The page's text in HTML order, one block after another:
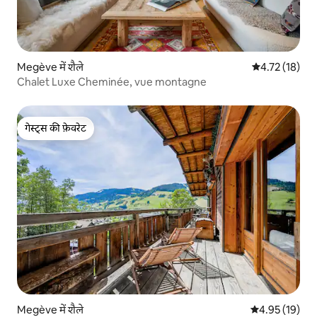
Megève में शैले औसत रेटिंग 5 में
4.72 (18)
Chalet Luxe Cheminée, vue montagne
गेस्ट्स की फ़ेवरेट
गेस्ट्स की फ़ेवरेट
Megève में शैले औसत रेटिंग 5 में
4.95 (19)